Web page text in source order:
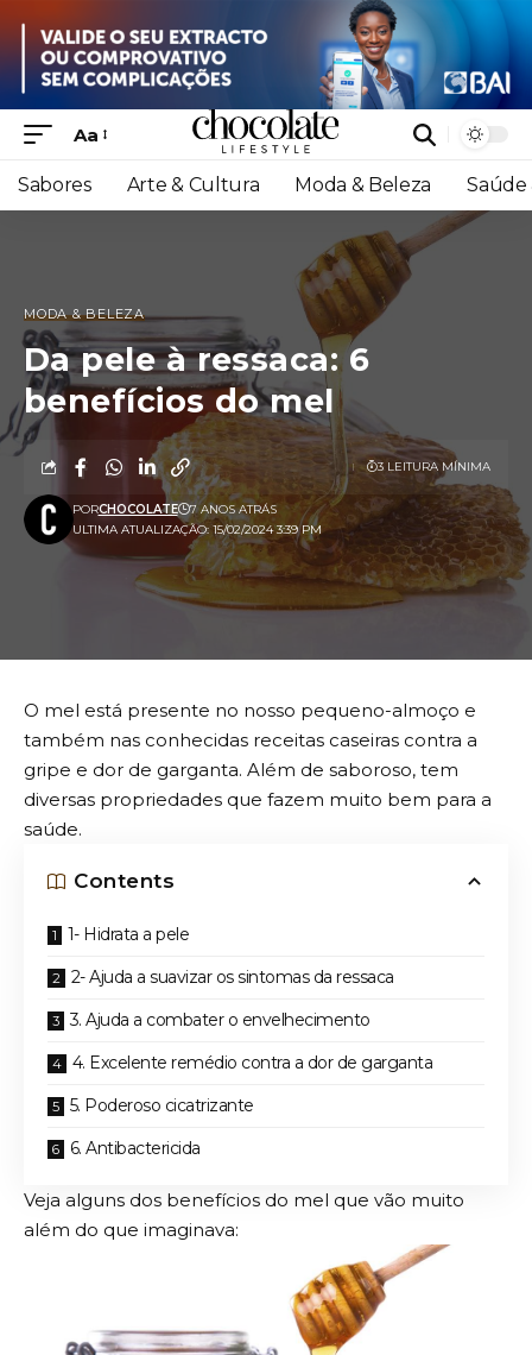
Aa
Sabores Arte & Cultura Moda & Beleza Saúde
MODA & BELEZA
Da pele à ressaca: 6
benefícios do mel
ULTIMA ATUALIZAÇÃO: 15/02/2024 3:39 PM
PORCHOCOLATE 7 ANOS ATRÁS
3 LEITURA MÍNIMA
O mel está presente no nosso pequeno-almoço e
também nas conhecidas receitas caseiras contra a
gripe e dor de garganta. Além de saboroso, tem
diversas propriedades que fazem muito bem para a
saúde.
Contents
1- Hidrata a pele
2- Ajuda a suavizar os sintomas da ressaca
3. Ajuda a combater o envelhecimento
4. Excelente remédio contra a dor de garganta
5. Poderoso cicatrizante
6. Antibactericida
Veja alguns dos benefícios do mel que vão muito
além do que imaginava: